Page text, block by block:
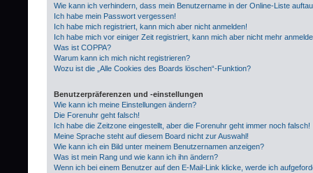
Wie kann ich verhindern, dass mein Benutzername in der Online-Liste
Ich habe mein Passwort vergessen!
Ich habe mich registriert, kann mich aber nicht anmelden!
Ich habe mich vor einiger Zeit registriert, kann mich aber nicht mehr
Was ist COPPA?
Warum kann ich mich nicht registrieren?
Wozu ist die „Alle Cookies des Boards löschen“-Funktion?
Benutzerpräferenzen und -einstellungen
Wie kann ich meine Einstellungen ändern?
Die Forenuhr geht falsch!
Ich habe die Zeitzone eingestellt, aber die Forenuhr geht immer noch falsch!
Meine Sprache steht auf diesem Board nicht zur Auswahl!
Wie kann ich ein Bild unter meinem Benutzernamen anzeigen?
Was ist mein Rang und wie kann ich ihn ändern?
Wenn ich bei einem Benutzer auf den E-Mail-Link klicke, werde ich